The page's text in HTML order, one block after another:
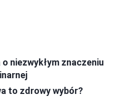
niezwykłym znaczeniu
to zdrowy wybór?